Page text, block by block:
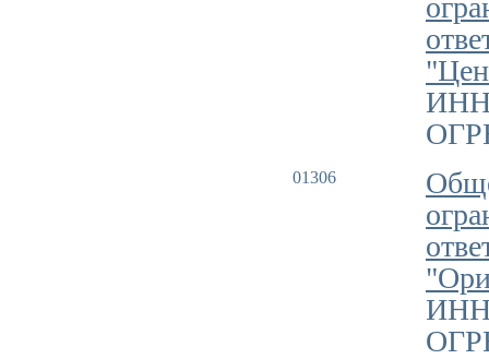
ИНН
01306
ИНН